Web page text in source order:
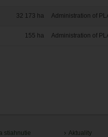
32 173 ha Administration of
155 ha Administration of
stiahnutie
Aktuality